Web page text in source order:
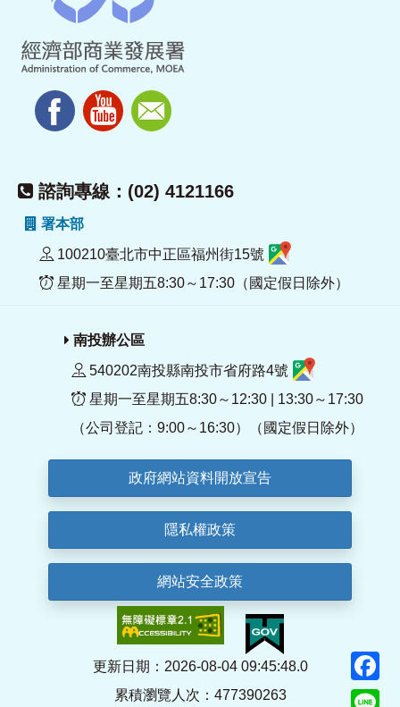
諮詢專線：(02) 4121166
署本部
100210臺北市中正區福州街15號
星期一至星期五8:30～17:30（國定假日除外）
南投辦公區
540202南投縣南投市省府路4號
星期一至星期五8:30～12:30 | 13:30～17:30
（公司登記：9:00～16:30）（國定假日除外）
政府網站資料開放宣告
隱私權政策
網站安全政策
更新日期：2026-08-04 09:45:48.0
累積瀏覽人次：477390263